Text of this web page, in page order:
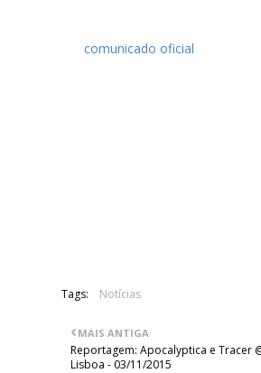
comunicado oficial
Tags: Notícias
MAIS ANTIGA
Reportagem: Apocalyptica e Tracer
Lisboa - 03/11/2015